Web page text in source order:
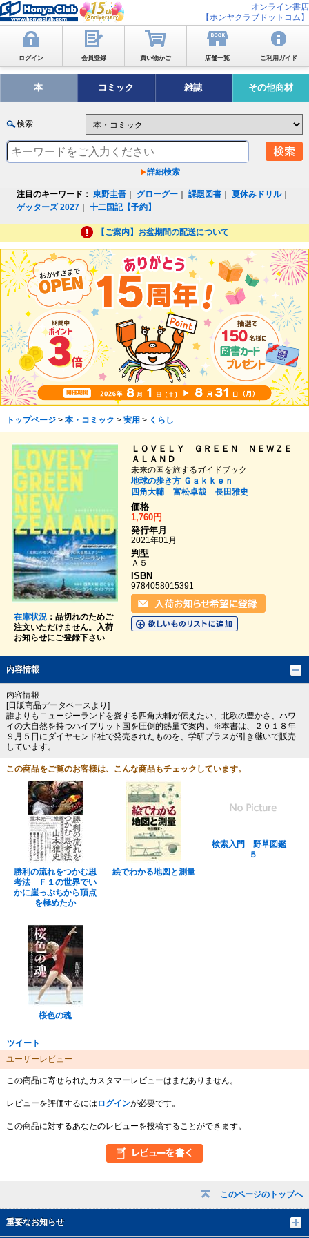
オンライン書店
【ホンヤクラブドットコム】
ログイン 会員登録 買い物かご 店舗一覧 ご利用ガイド
本 コミック 雑誌 その他商材
検索
詳細検索
注目のキーワード： 東野圭吾 グローグー ｜課題図書 ｜夏休みドリル｜
ゲッターズ 2027 ｜十二国記【予約】
【ご案内】お盆期間の配送について
このページのトップへ
重要なお知らせ
トップページ> 本・コミック > 実用 > くらし
在庫状況：品切れのためご
注文いただけません。入荷
お知らせにご登録下さい
ＬＯＶＥＬＹ ＧＲＥＥＮ ＮＥＷＺＥ
ＡＬＡＮＤ
未来の国を旅するガイドブック
地球の歩き方 Ｇａｋｋｅｎ
四角大輔
富松卓哉
長田雅史
価格
1,760円
発行年月
2021年01月
判型
Ａ５
ISBN
9784058015391
内容情報
内容情報
[日販商品データベースより]
誰よりもニュージーランドを愛する四角大輔が伝えたい、北欧の豊かさ、ハワ
イの大自然を持つハイブリット国を圧倒的熱量で案内。※本書は、２０１８年
９月５日にダイヤモンド社で発売されたものを、学研プラスが引き継いで販売
しています。
この商品をご覧のお客様は、こんな商品もチェックしています。
勝利の流れをつかむ思
考法 Ｆ１の世界でい
かに崖っぷちから頂点
を極めたか
絵でわかる地図と測量
検索入門 野草図鑑
５
桜色の魂
ツイート
ユーザーレビュー
この商品に寄せられたカスタマーレビューはまだありません。
レビューを評価するには ログインが必要です。
この商品に対するあなたのレビューを投稿することができます。